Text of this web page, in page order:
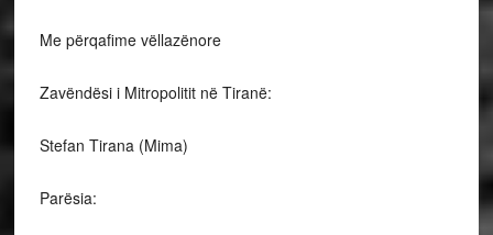
Me përqafime vëllazënore
Zavëndësi i Mitropolitit në Tiranë:
Stefan Tirana (Mima)
Parësia: